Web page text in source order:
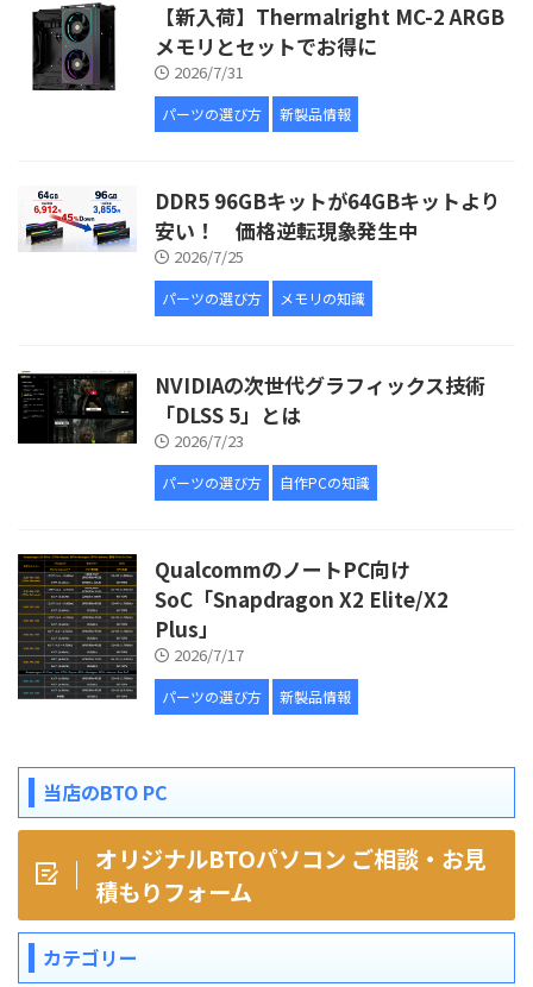
【新入荷】Thermalright MC-2 ARGB
メモリとセットでお得に
2026/7/31
パーツの選び方 新製品情報
DDR5 96GBキットが64GBキットより
安い！ 価格逆転現象発生中
2026/7/25
パーツの選び方 メモリの知識
NVIDIAの次世代グラフィックス技術
「DLSS 5」とは
2026/7/23
パーツの選び方 自作PCの知識
QualcommのノートPC向け
SoC「Snapdragon X2 Elite/X2
Plus」
2026/7/17
パーツの選び方 新製品情報
当店のBTO PC
オリジナルBTOパソコン ご相談・お見
積もりフォーム
カテゴリー